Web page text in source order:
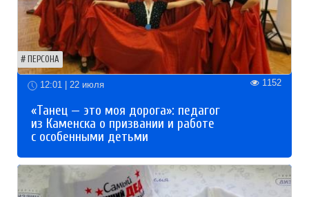
ПЕРСОНА
12:01 | 22 июля 1152
«Танец — это моя дорога»: педагог
из Каменска о призвании и работе
с особенными детьми